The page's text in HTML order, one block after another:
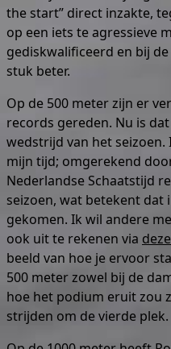
the start” direct inzakte,
op een iets te agressieve
gediskwalificeerd en bij
stuk beter.
Op de 500 meter zijn er
records gereden. Nu is
wedstrijd van het
mijn tijd; omgerekend
Nederlandse Schaatstijd
seizoen, wat betekent dat
gekomen. Ik wil andere
ook uit te rekenen via
beeld van hoe je ervoor
500 meter zowel bij de
hoe het podium eruit zou
strijden om de vierde plek.